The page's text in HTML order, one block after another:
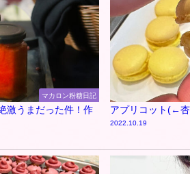
マカロン粉糖日記
激うまだった件！作
アプリコット(←
2022.10.19